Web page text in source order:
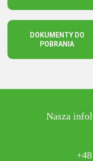
DOKUMENTY DO
POBRANIA
Nasza